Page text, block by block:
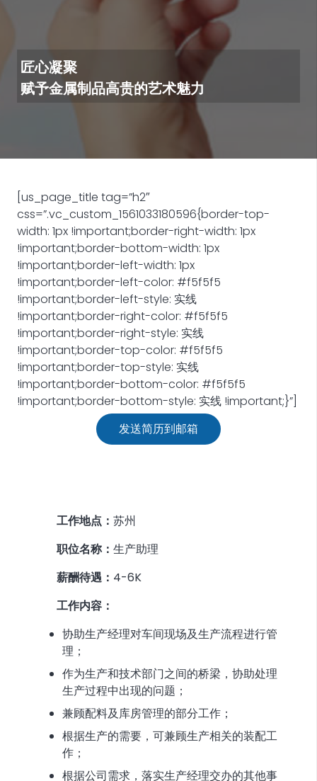
匠心凝聚
赋予金属制品高贵的艺术魅力
[us_page_title tag=”h2″
css=”.vc_custom_1561033180596{border-top-
width: 1px !important;border-right-width: 1px
!important;border-bottom-width: 1px
!important;border-left-width: 1px
!important;border-left-color: #f5f5f5
!important;border-left-style: 实线
!important;border-right-color: #f5f5f5
!important;border-right-style: 实线
!important;border-top-color: #f5f5f5
!important;border-top-style: 实线
!important;border-bottom-color: #f5f5f5
!important;border-bottom-style: 实线 !important;}”]
发送简历到邮箱
工作地点： 苏州
职位名称： 生产助理
薪酬待遇： 4-6K
工作内容：
协助生产经理对车间现场及生产流程进行管
理；
作为生产和技术部门之间的桥梁，协助处理
生产过程中出现的问题；
兼顾配料及库房管理的部分工作；
根据生产的需要，可兼顾生产相关的装配工
作；
根据公司需求，落实生产经理交办的其他事